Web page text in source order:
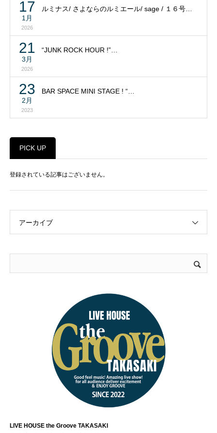
17
1月
2026
ルミナス/ さよならのルミエール/ sage / １６号…
21
3月
2026
“JUNK ROCK HOUR !”…
23
2月
2023
BAR SPACE MINI STAGE ! “…
PICK UP
登録されている記事はございません。
アーカイブ
LIVE HOUSE the Groove TAKASAKI